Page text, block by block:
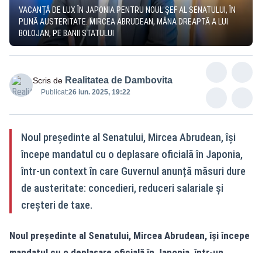
VACANȚĂ DE LUX ÎN JAPONIA PENTRU NOUL ȘEF AL SENATULUI, ÎN
PLINĂ AUSTERITATE. MIRCEA ABRUDEAN, MÂNA DREAPTĂ A LUI
BOLOJAN, PE BANII STATULUI
Scris de Realitatea de Dambovita
Publicat:26 iun. 2025, 19:22
Noul președinte al Senatului, Mircea Abrudean, își
începe mandatul cu o deplasare oficială în Japonia,
într-un context în care Guvernul anunță măsuri dure
de austeritate: concedieri, reduceri salariale și
creșteri de taxe.
Noul președinte al Senatului, Mircea Abrudean, își începe